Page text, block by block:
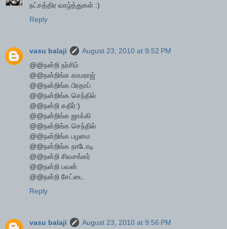
நட்சத்திர வாழ்த்துகள் :)
Reply
vasu balaji
August 23, 2010 at 9:52 PM
@@நன்றி நர்சிம்
@@நன்றிங்க காமராஜ்
@@நன்றிங்க பிரதாப்
@@நன்றிங்க செந்தில்
@@நன்றி கதிர்:)
@@நன்றிங்க ஜாக்கி
@@நன்றிங்க செந்தில்
@@நன்றிங்க பழமை
@@நன்றிங்க நாடோடி
@@நன்றி சிவசங்கர்
@@நன்றி பவன்
@@நன்றி சேட்டை
Reply
vasu balaji
August 23, 2010 at 9:56 PM